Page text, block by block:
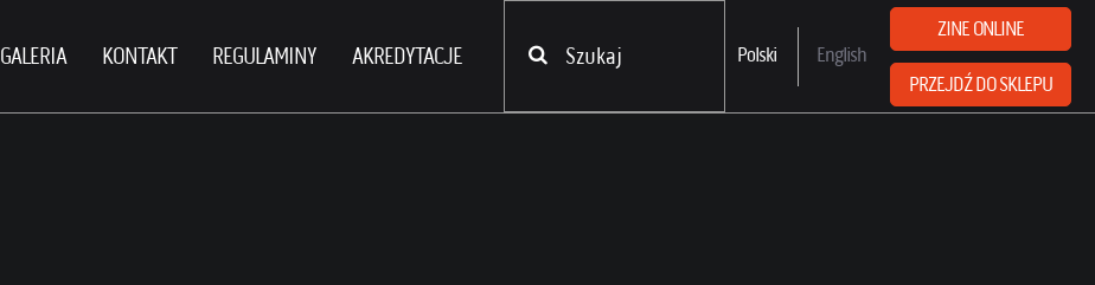
GALERIA KONTAKT REGULAMINY AKREDYTACJE Polski English
ZINE ONLINE
PRZEJDŹ DO SKLEPU